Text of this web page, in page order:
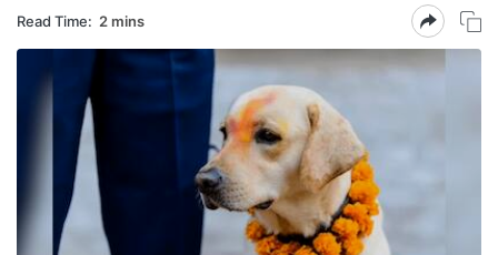
Read Time: 2 mins